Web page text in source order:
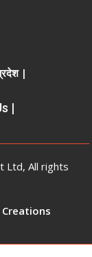
|
|
Ltd, All rights